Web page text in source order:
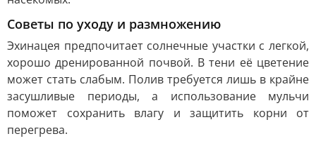
Советы по уходу и размножению
Эхинацея предпочитает солнечные участки с легкой,
хорошо дренированной почвой. В тени её цветение
может стать слабым. Полив требуется лишь в крайне
засушливые периоды, а использование мульчи
поможет сохранить влагу и защитить корни от
перегрева.